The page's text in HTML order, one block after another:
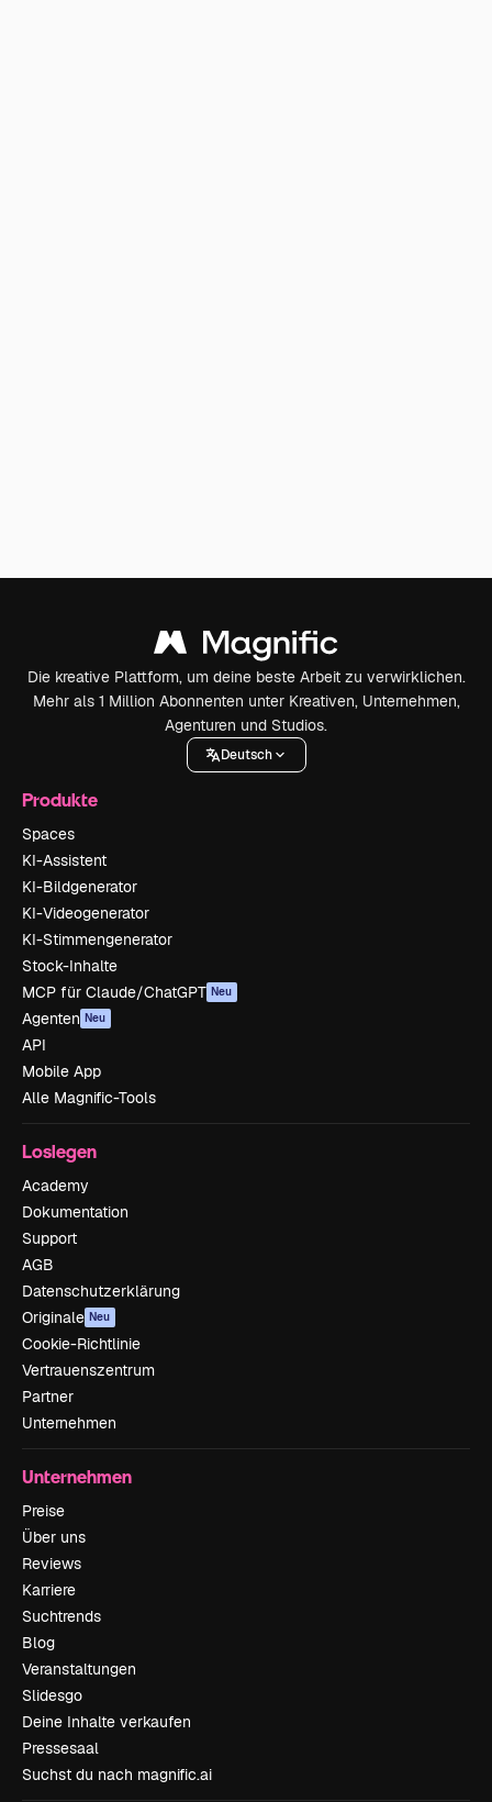
Die kreative Plattform, um deine beste Arbeit zu verwirklichen.
Mehr als 1 Million Abonnenten unter Kreativen, Unternehmen,
Agenturen und Studios.
Deutsch
Produkte
Spaces
KI-Assistent
KI-Bildgenerator
KI-Videogenerator
KI-Stimmengenerator
Stock-Inhalte
MCP für Claude/ChatGPT Neu
Agenten Neu
API
Mobile App
Alle Magnific-Tools
Loslegen
Academy
Dokumentation
Support
AGB
Datenschutzerklärung
Originale Neu
Cookie-Richtlinie
Vertrauenszentrum
Partner
Unternehmen
Unternehmen
Preise
Über uns
Reviews
Karriere
Suchtrends
Blog
Veranstaltungen
Slidesgo
Deine Inhalte verkaufen
Pressesaal
Suchst du nach magnific.ai